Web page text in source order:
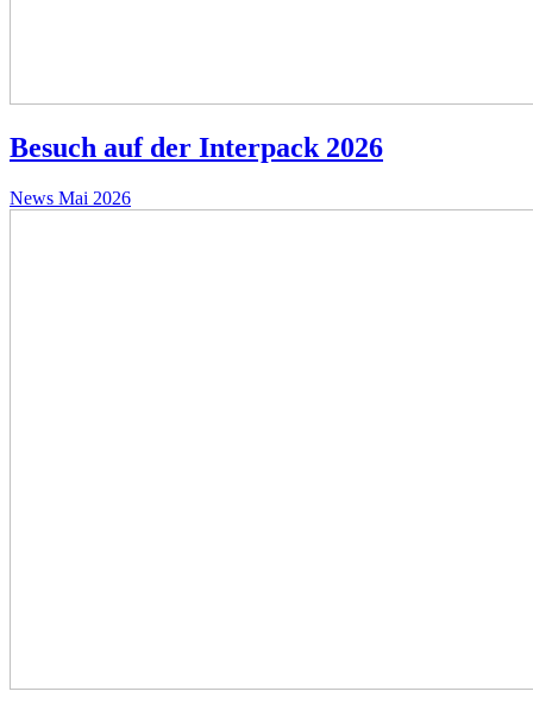
Besuch auf der Interpack 2026
News Mai 2026